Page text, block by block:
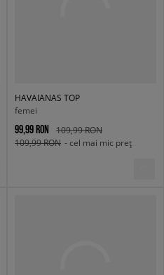
HAVAIANAS TOP
femei
99,99 RON
109,99 RON
109,99 RON - cel mai mic preț